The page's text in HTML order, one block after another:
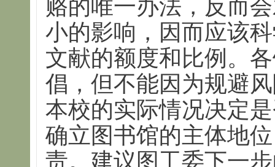
赂的唯一办法，反而
小的影响，因而应该
文献的额度和比例。
倡，但不能因为规避
本校的实际情况决定
确立图书馆的主体地
责。建议图工委下一